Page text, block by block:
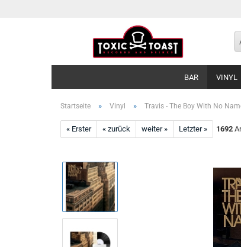
BAR VINYL
Startseite » Vinyl » Travis - The Boy With No
« Erster « zurück weiter » Letzter » 1692